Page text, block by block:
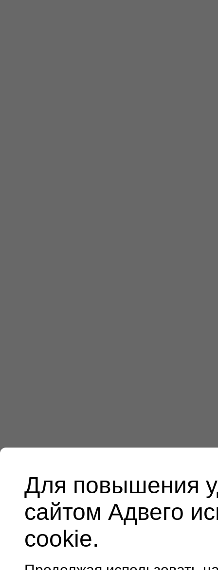
Для повышения
сайтом Адвего
cookie.